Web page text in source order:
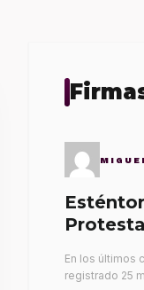
En los últimos
registrado 25